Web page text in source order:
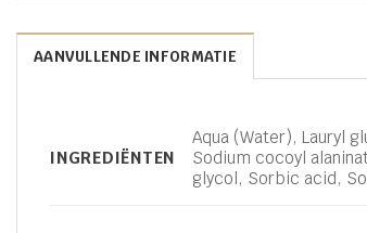
AANVULLENDE INFORMATIE
INGREDIËNTEN
Aqua (Water), Lauryl
Sodium cocoyl
glycol, Sorbic acid,